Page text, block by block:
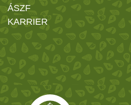
ÁSZF
KARRIER